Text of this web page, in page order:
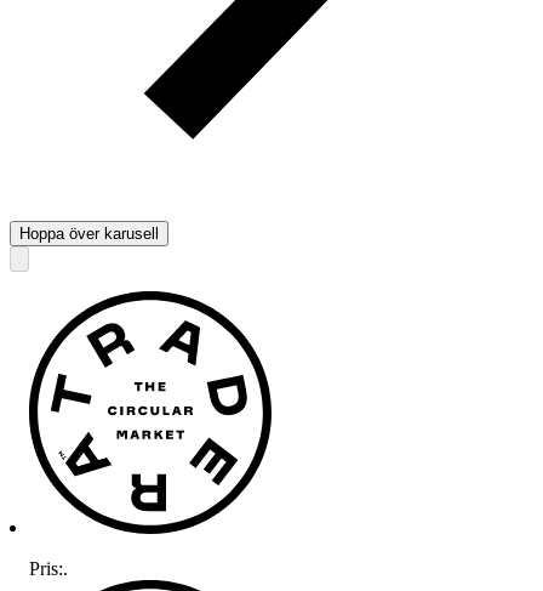
Hoppa över karusell
Pris:.